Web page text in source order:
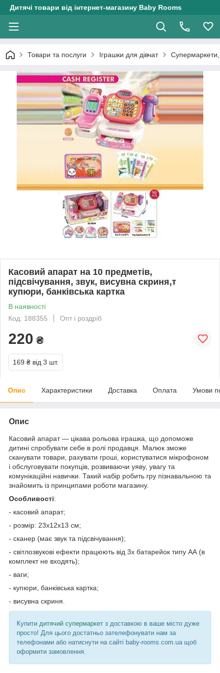
Дитячі товари від інтернет-магазину Baby Rooms
Товари та послуги Іграшки для дівчат Супермаркети,
Касовий апарат на 10 предметів,
підсвічування, звук, висувна скриня,т
купюри, банківська картка
В наявності
Код: 188355
Опт і роздріб
220 ₴
169 ₴ від 3 шт.
Опис Характеристики Доставка Оплата Умови
Опис
Касовий апарат — цікава рольова іграшка, що допоможе
дитині спробувати себе в ролі продавця. Малюк зможе
сканувати товари, рахувати гроші, користуватися мікрофоном
і обслуговувати покупців, розвиваючи уяву, увагу та
комунікаційні навички. Такий набір робить гру пізнавальною та
знайомить із принципами роботи магазину.
Особливості:
- касовий апарат;
- розмір: 23х12х13 см;
- сканер (має звук та підсвічування);
- світлозвукові ефекти працюють від 3х батарейок типу АА (в
комплект не входять);
- ваги;
- купюри, банківська картка;
- висувна скриня.
Купити дитячий супермаркет з доставкою в ваше місто дуже
просто! Для цього достатньо зателефонувати нам за
телефонами або натиснути на сайті baby-rooms.com.ua щоб
оформити замовлення.